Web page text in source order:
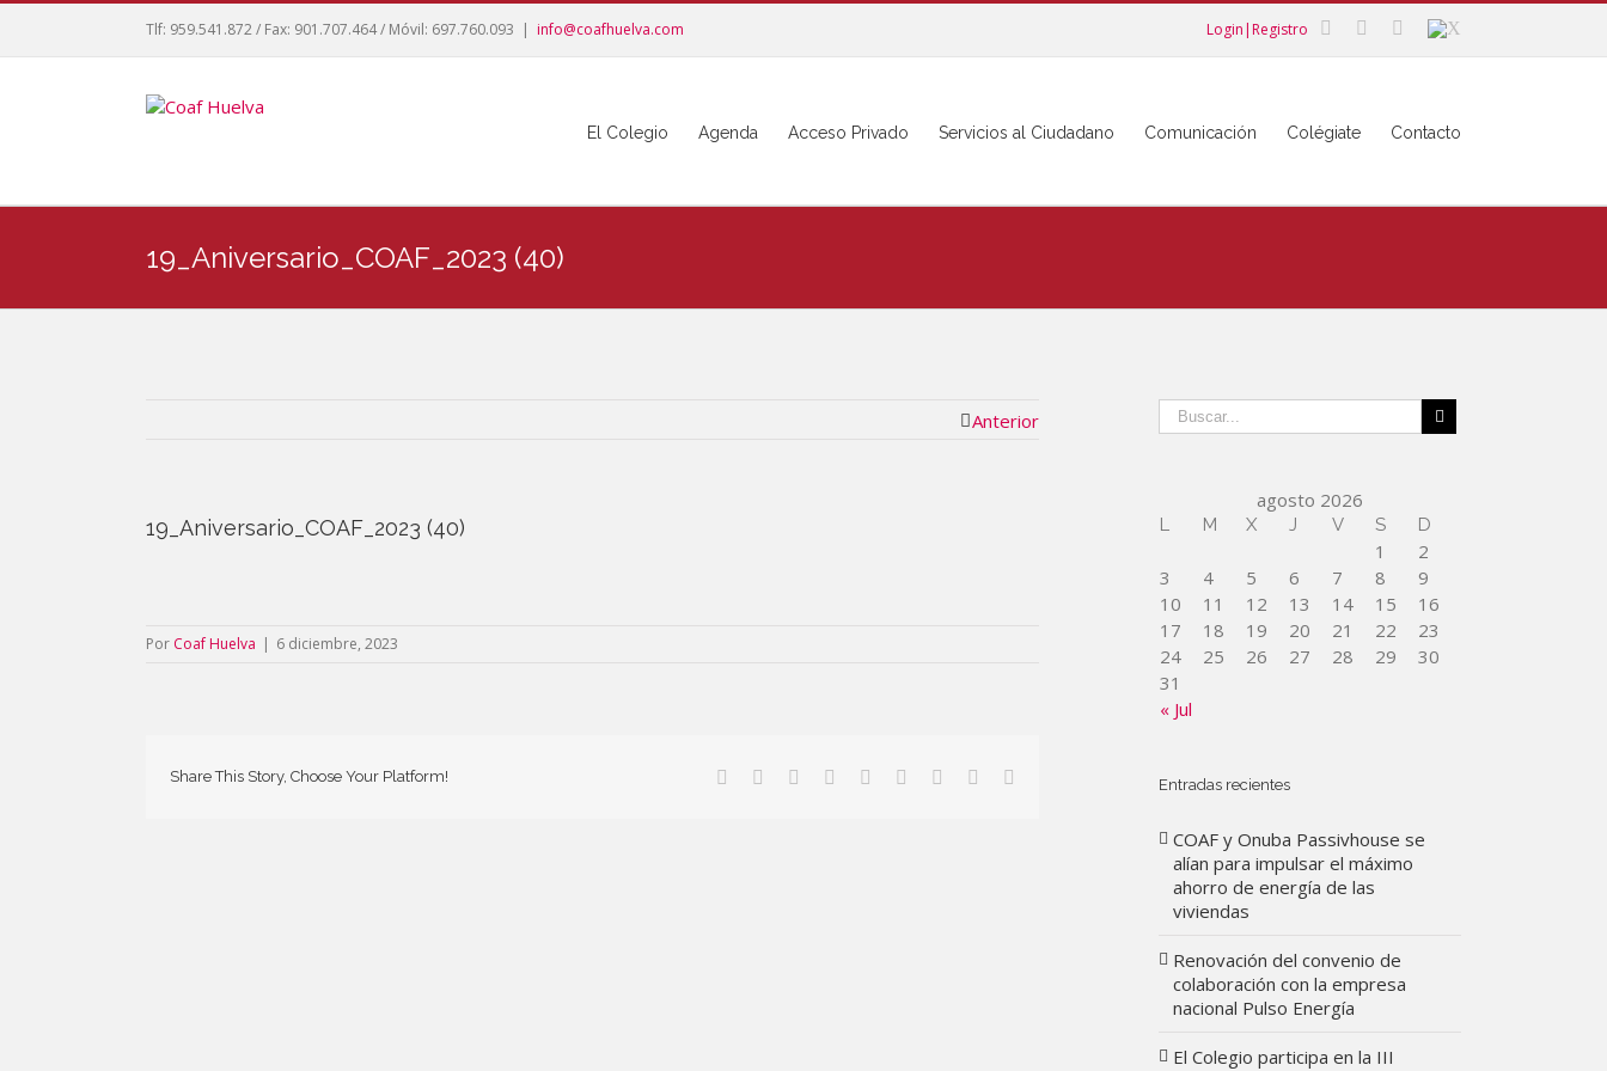
Tlf: 959.541.872 / Fax: 901.707.464 / Móvil: 697.760.093 | info@coafhuelva.com Login|Registro
El Colegio Agenda Acceso Privado Servicios al Ciudadano Comunicación Colégiate Contacto
19_Aniversario_COAF_2023 (40)
Anterior
19_Aniversario_COAF_2023 (40)
Por Coaf Huelva | 6 diciembre, 2023
Share This Story, Choose Your Platform!
agosto 2026
L M X J V S D
« Jul
1
2
3
4 5 6 7 8
9
10
11 12 13 14 15
16
17
18 19 20 21 22
23
24
25 26 27 28 29
30
31
Entradas recientes
COAF y Onuba Passivhouse se
alían para impulsar el máximo
ahorro de energía de las
viviendas
Renovación del convenio de
colaboración con la empresa
nacional Pulso Energía
El Colegio participa en la III